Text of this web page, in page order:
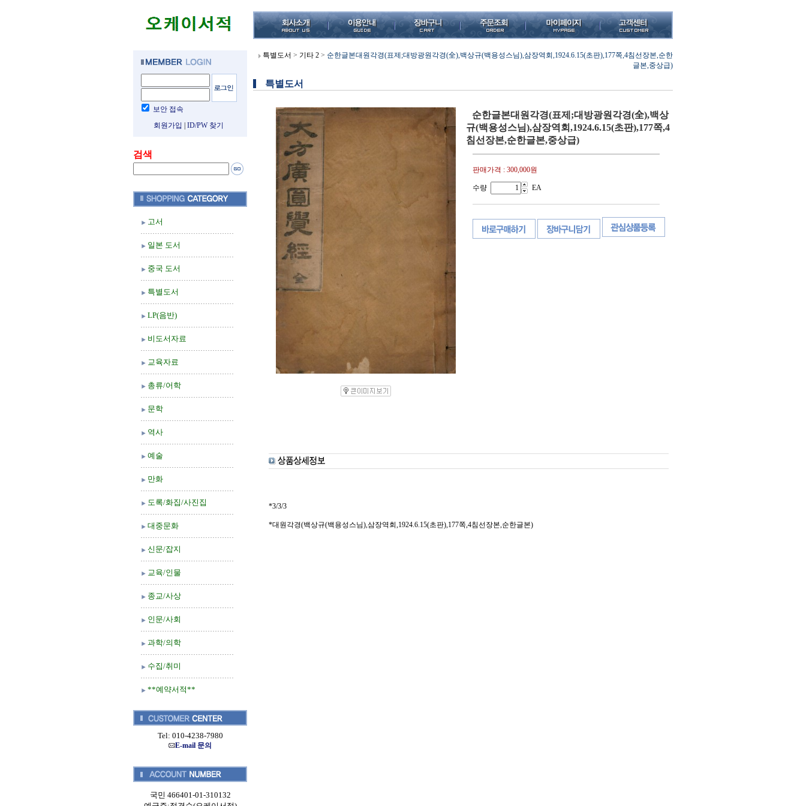
보안 접속
회원가입
ID/PW 찾기
검색
고서
일본 도서
중국 도서
특별도서
LP(음반)
비도서자료
교육자료
총류/어학
문학
역사
예술
만화
도록/화집/사진집
대중문화
신문/잡지
교육/인물
종교/사상
인문/사회
과학/의학
수집/취미
**예약서적**
Tel: 010-4238-7980
E-mail 문의
국민 466401-01-310132
특별도서 > 기타 2 > 순한글본대원각경(표제;대방광원각경(全),백상규(백용성스님),삼장역회,1924.6.15(초판),177쪽,4침선장본,순한
글본,중상급)
특별도서
순한글본대원각경(표제;대방광원각경(全),백상
규(백용성스님),삼장역회,1924.6.15(초판),177쪽,4
침선장본,순한글본,중상급)
판매가격 : 300,000원
수량 EA
*3/3/3
*대원각경(백상규(백용성스님),삼장역회,1924.6.15(초판),177쪽,4침선장본,순한글본)